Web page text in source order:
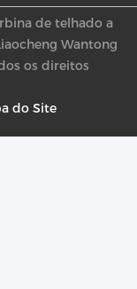
do Site
de telhado a
Wantong
os direitos